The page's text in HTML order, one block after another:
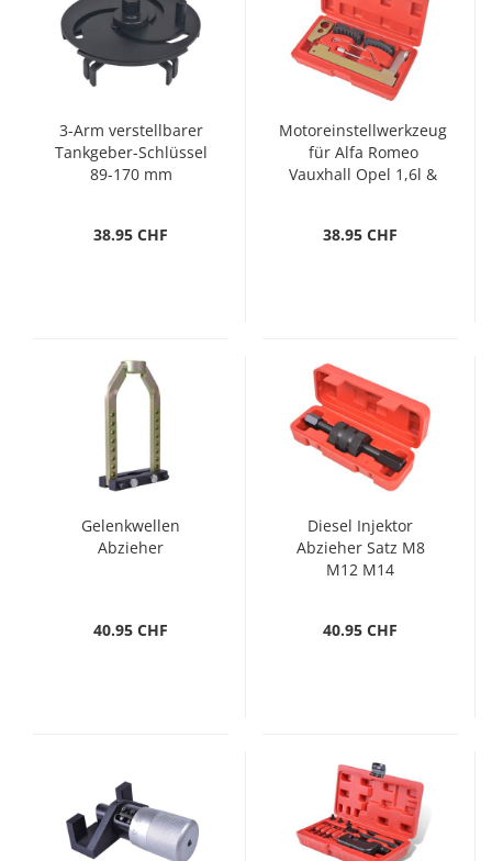
3-Arm verstellbarer
Tankgeber-Schlüssel
89-170 mm
38.95 CHF
Motoreinstellwerkzeug
für Alfa Romeo
Vauxhall Opel 1,6l &
38.95 CHF
Gelenkwellen
Abzieher
40.95 CHF
Diesel Injektor
Abzieher Satz M8
M12 M14
40.95 CHF